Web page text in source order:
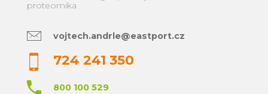
proteomika
vojtech.andrle@eastport.cz
724 241 350
800 100 529